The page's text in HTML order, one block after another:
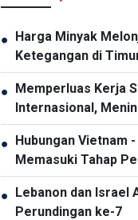
● Harga Minyak
Ketegangan di
● Memperluas Kerja
Internasional,
Promosi Pariwisata
● Hubungan Vietnam
Memasuki Tahap
Baru
● Lebanon dan Israel
Perundingan ke-7